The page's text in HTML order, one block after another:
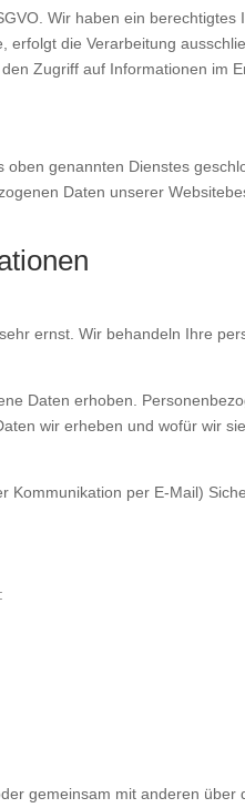
Wir haben ein
die Verarbeitung
Zugriff auf Informationen im
genannten Dienstes
Daten unserer
ernst. Wir behandeln Ihre
Daten erhoben.
wir erheben und wofür wir
per E-Mail)
gemeinsam mit anderen